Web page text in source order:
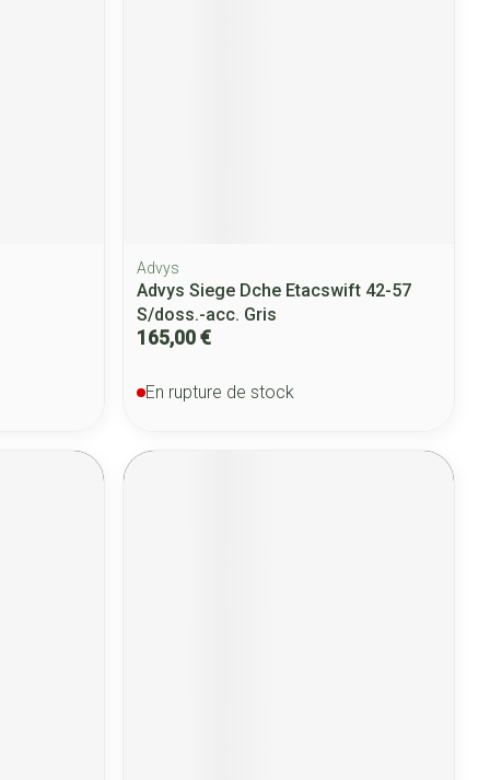
Advys
Advys Siege Dche Etacswift 42-57
S/doss.-acc. Gris
165,00 €
En rupture de stock